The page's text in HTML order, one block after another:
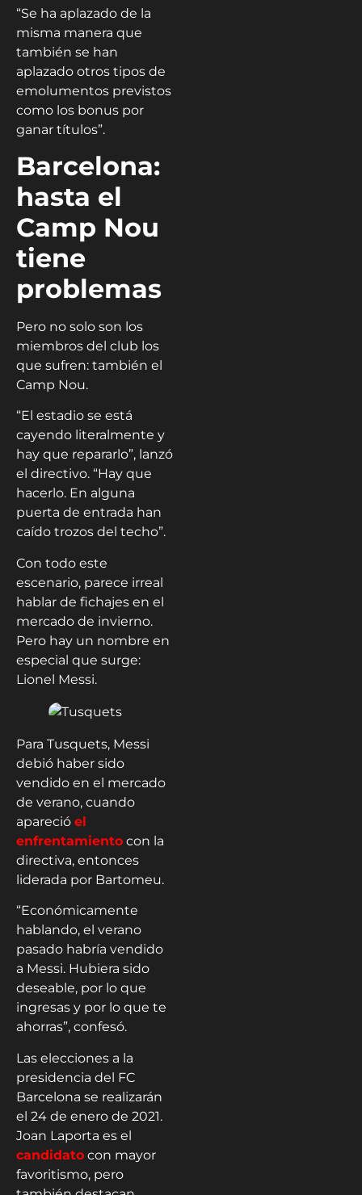
“Se ha aplazado de la
misma manera que
también se han
aplazado otros tipos de
emolumentos previstos
como los bonus por
ganar títulos”.
Barcelona:
hasta el
Camp Nou
tiene
problemas
Pero no solo son los
miembros del club los
que sufren: también el
Camp Nou.
“El estadio se está
cayendo literalmente y
hay que repararlo”, lanzó
el directivo. “Hay que
hacerlo. En alguna
puerta de entrada han
caído trozos del techo”.
Con todo este
escenario, parece irreal
hablar de fichajes en el
mercado de invierno.
Pero hay un nombre en
especial que surge:
Lionel Messi.
Para Tusquets, Messi
debió haber sido
vendido en el mercado
de verano, cuando
apareció el
enfrentamiento con la
directiva, entonces
liderada por Bartomeu.
“Económicamente
hablando, el verano
pasado habría vendido
a Messi. Hubiera sido
deseable, por lo que
ingresas y por lo que te
ahorras”, confesó.
Las elecciones a la
presidencia del FC
Barcelona se realizarán
el 24 de enero de 2021.
Joan Laporta es el
candidato con mayor
favoritismo, pero